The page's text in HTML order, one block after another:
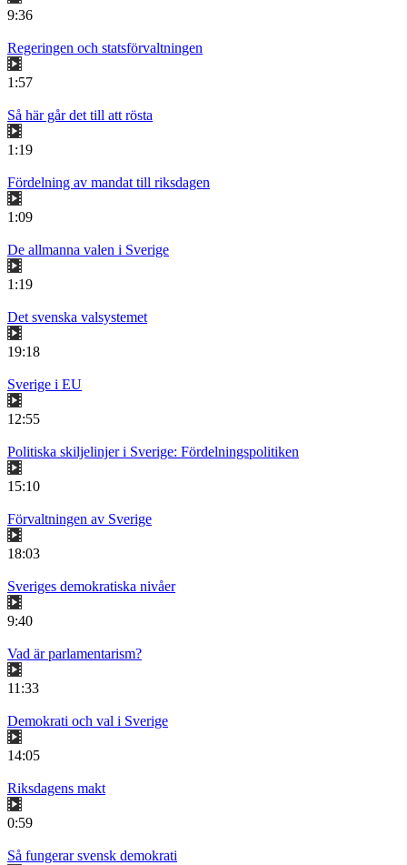
9:36
Regeringen och statsförvaltningen
1:57
Så här går det till att rösta
1:19
Fördelning av mandat till riksdagen
1:09
De allmanna valen i Sverige
1:19
Det svenska valsystemet
19:18
Sverige i EU
12:55
Politiska skiljelinjer i Sverige: Fördelningspolitiken
15:10
Förvaltningen av Sverige
18:03
Sveriges demokratiska nivåer
9:40
Vad är parlamentarism?
11:33
Demokrati och val i Sverige
14:05
Riksdagens makt
0:59
Så fungerar svensk demokrati